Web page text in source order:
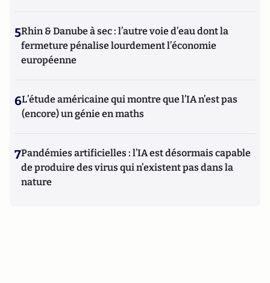
5Rhin & Danube à sec : l’autre voie d’eau dont la
fermeture pénalise lourdement l’économie
européenne
6L’étude américaine qui montre que l’IA n’est pas
(encore) un génie en maths
7Pandémies artificielles : l’IA est désormais capable
de produire des virus qui n’existent pas dans la
nature